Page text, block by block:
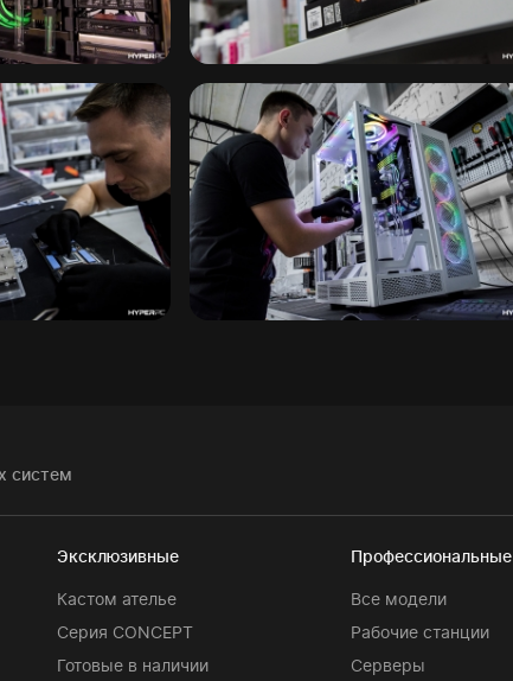
систем
Эксклюзивные
Кастом ателье
Серия CONCEPT
Готовые в наличии
Профессиональные
Все модели
Рабочие станции
Серверы